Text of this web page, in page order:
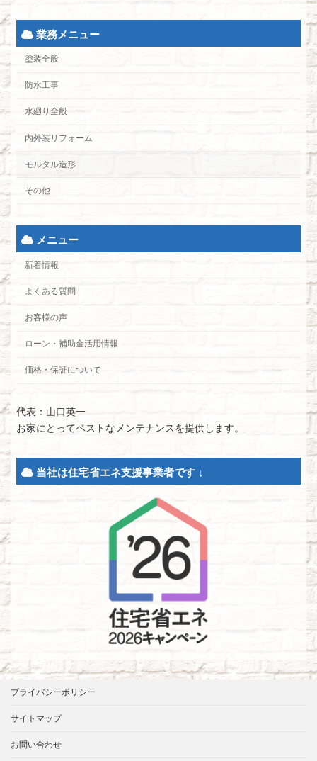
業務メニュー
塗装全般
防水工事
水廻り全般
内外装リフォーム
モルタル造形
その他
メニュー
新着情報
よくある質問
お客様の声
ローン・補助金活用情報
価格・保証について
代表：山口英一
お家にとってベストなメンテナンスを提供します。
当社は住宅省エネ支援事業者です ↓
プライバシーポリシー
サイトマップ
お問い合わせ